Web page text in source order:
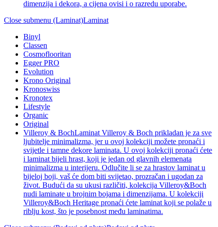
dimenzija i dekora, a cijena ovisi i o razredu uporabe.
Close submenu (Laminat)Laminat
Binyl
Classen
Cosmoflooritan
Egger PRO
Evolution
Krono Original
Kronoswiss
Kronotex
Lifestyle
Organic
Original
Villeroy & BochLaminat Villeroy & Boch prikladan je za sve
ljubitelje minimalizma, jer u ovoj kolekciji možete pronaći i
svijetle i tamne dekore laminata. U ovoj kolekciji pronaći ćete
i laminat bijeli hrast, koji je jedan od glavnih elemenata
minimalizma u interijeru. Odlučite li se za hrastov laminat u
bijeloj boji, vaš će dom biti svijetao, prozračan i ugodan za
život. Budući da su ukusi različiti, kolekcija Villeroy&Boch
nudi laminate u brojnim bojama i dimenzijama. U kolekciji
Villeroy&Boch Heritage pronaći ćete laminat koji se polaže u
riblju kost, što je posebnost među laminatima.